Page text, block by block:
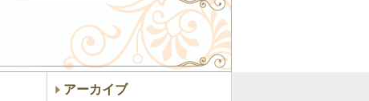
アーカイブ